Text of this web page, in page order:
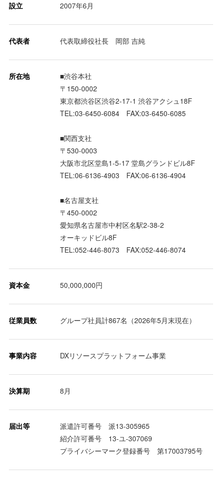
設立 2007年6月
代表者 代表取締役社長 岡部 吉純
所在地
■渋谷本社
〒150-0002
東京都渋谷区渋谷2-17-1 渋谷アクシュ18F
TEL:03-6450-6084 FAX:03-6450-6085
■関西支社
〒530-0003
大阪市北区堂島1-5-17 堂島グランドビル8F
TEL:06-6136-4903 FAX:06-6136-4904
■名古屋支社
〒450-0002
愛知県名古屋市中村区名駅2-38-2
オーキッドビル8F
TEL:052-446-8073 FAX:052-446-8074
資本金 50,000,000円
従業員数 グループ社員計867名（2026年5月末現在）
事業内容 DXリソースプラットフォーム事業
決算期 8月
届出等
派遣許可番号 派13-305965
紹介許可番号 13-ユ-307069
プライバシーマーク登録番号 第17003795号